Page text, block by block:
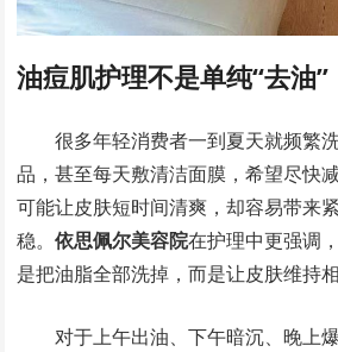
油痘肌护理不是单纯“去油”
很多年轻消费者一到夏天就频繁
品，甚至每天敷清洁面膜，希望尽快
可能让皮肤短时间清爽，却容易带来
稳。依思佩尔美容院在护理中更强调
是把油脂全部洗掉，而是让皮肤维持
对于上午出油、下午暗沉、晚上